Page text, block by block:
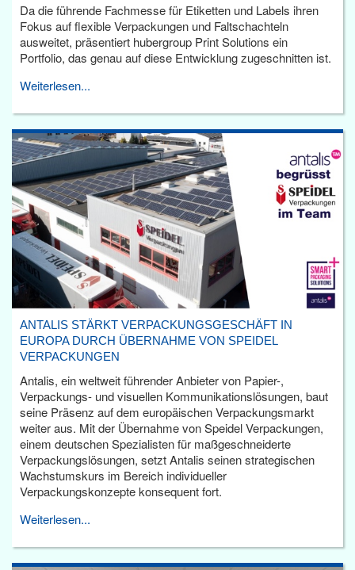
Da die führende Fachmesse für Etiketten und Labels ihren
Fokus auf flexible Verpackungen und Faltschachteln
ausweitet, präsentiert hubergroup Print Solutions ein
Portfolio, das genau auf diese Entwicklung zugeschnitten ist.
Weiterlesen...
ANTALIS STÄRKT VERPACKUNGSGESCHÄFT IN
EUROPA DURCH ÜBERNAHME VON SPEIDEL
VERPACKUNGEN
Antalis, ein weltweit führender Anbieter von Papier-,
Verpackungs- und visuellen Kommunikationslösungen, baut
seine Präsenz auf dem europäischen Verpackungsmarkt
weiter aus. Mit der Übernahme von Speidel Verpackungen,
einem deutschen Spezialisten für maßgeschneiderte
Verpackungslösungen, setzt Antalis seinen strategischen
Wachstumskurs im Bereich individueller
Verpackungskonzepte konsequent fort.
Weiterlesen...